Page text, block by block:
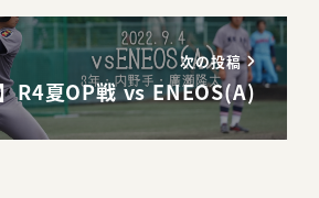
次の投稿
】R4夏OP戦 vs ENEOS(A)